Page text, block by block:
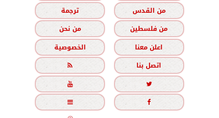
من القدس
ترجمة
من فلسطين
من نحن
اعلن معنا
الخصوصية
اتصل بنا




